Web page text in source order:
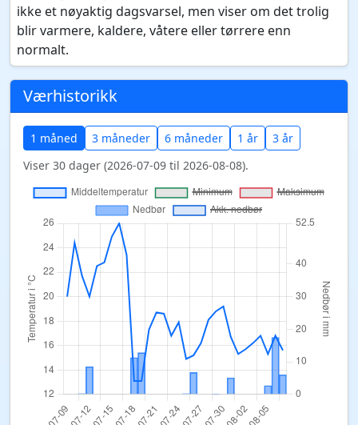
ikke et nøyaktig dagsvarsel, men viser om det trolig
blir varmere, kaldere, våtere eller tørrere enn
normalt.
Værhistorikk
1 måned 3 måneder 6 måneder 1 år
3 år
Viser 30 dager (2026-07-09 til 2026-08-08).